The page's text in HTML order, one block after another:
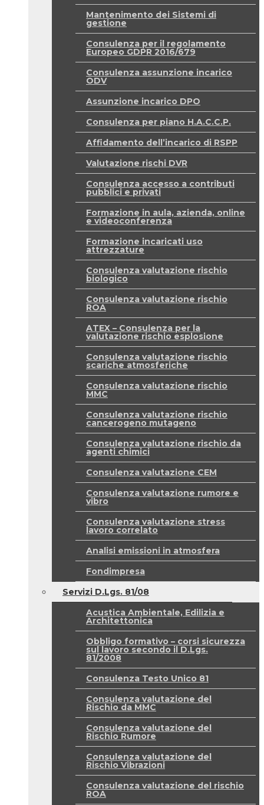
Mantenimento dei Sistemi di
gestione
Consulenza per il regolamento
Europeo GDPR 2016/679
Consulenza assunzione incarico
ODV
Assunzione incarico DPO
Consulenza per piano H.A.C.C.P.
Affidamento dell’incarico di RSPP
Valutazione rischi DVR
Consulenza accesso a contributi
pubblici e privati
Formazione in aula, azienda, online
e videoconferenza
Formazione incaricati uso
attrezzature
Consulenza valutazione rischio
biologico
Consulenza valutazione rischio
ROA
ATEX – Consulenza per la
valutazione rischio esplosione
Consulenza valutazione rischio
scariche atmosferiche
Consulenza valutazione rischio
MMC
Consulenza valutazione rischio
cancerogeno mutageno
Consulenza valutazione rischio da
agenti chimici
Consulenza valutazione CEM
Consulenza valutazione rumore e
vibro
Consulenza valutazione stress
lavoro correlato
Analisi emissioni in atmosfera
Fondimpresa
Servizi D.Lgs. 81/08
Acustica Ambientale, Edilizia e
Architettonica
Obbligo formativo – corsi sicurezza
sul lavoro secondo il D.Lgs.
81/2008
Consulenza Testo Unico 81
Consulenza valutazione del
Rischio da MMC
Consulenza valutazione del
Rischio Rumore
Consulenza valutazione del
Rischio Vibrazioni
Consulenza valutazione del rischio
ROA